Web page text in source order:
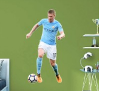
Klikni za detalje